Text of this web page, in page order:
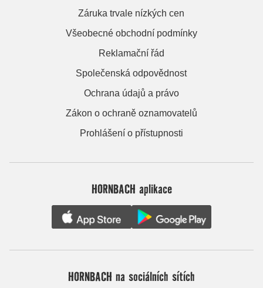
Záruka trvale nízkých cen
Všeobecné obchodní podmínky
Reklamační řád
Společenská odpovědnost
Ochrana údajů a právo
Zákon o ochraně oznamovatelů
Prohlášení o přístupnosti
HORNBACH aplikace
HORNBACH na sociálních sítích